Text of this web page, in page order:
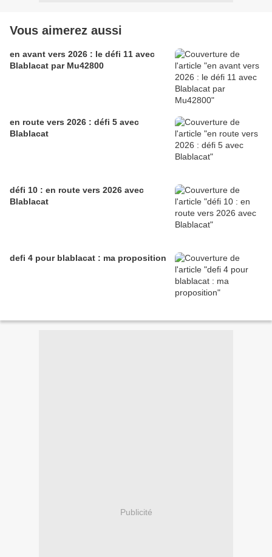
Vous aimerez aussi
en avant vers 2026 : le défi 11 avec
Blablacat par Mu42800
en route vers 2026 : défi 5 avec
Blablacat
défi 10 : en route vers 2026 avec
Blablacat
defi 4 pour blablacat : ma proposition
Publicité